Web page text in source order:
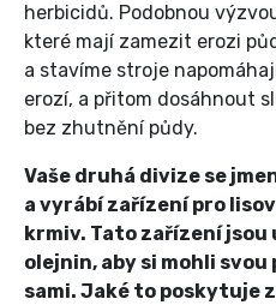
herbicidů. Podobnou
které mají zamezit erozi
a stavíme stroje
erozí, a přitom dosáhnout
bez zhutnění půdy.
Vaše druhá divize se
a vyrábí zařízení pro
krmiv. Tato zařízení
olejnin, aby si mohli
sami. Jaké to poskytuje